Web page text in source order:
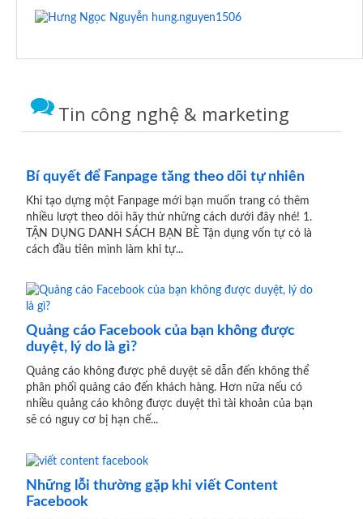
hung.nguyen1506
Tin công nghệ & marketing
Bí quyết để Fanpage tăng theo dõi tự nhiên
Khi tạo dựng một Fanpage mới bạn muốn trang có thêm
nhiều lượt theo dõi hãy thử những cách dưới đây nhé! 1.
TẬN DỤNG DANH SÁCH BẠN BÈ Tận dụng vốn tự có là
cách đầu tiên mình làm khi tự...
Quảng cáo Facebook của bạn không được
duyệt, lý do là gì?
Quảng cáo không được phê duyệt sẽ dẫn đến không thể
phân phối quảng cáo đến khách hàng. Hơn nữa nếu có
nhiều quảng cáo không được duyệt thì tài khoản của bạn
sẽ có nguy cơ bị hạn chế...
Những lỗi thường gặp khi viết Content
Facebook